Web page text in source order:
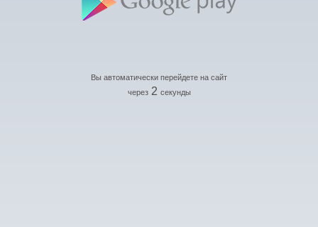
Вы автоматически перейдете на сайт
через 2 секунды